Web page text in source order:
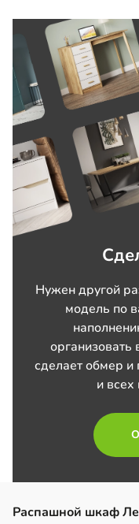
Нужен другой
модель по
сделает обмер
и
Распашной шкаф